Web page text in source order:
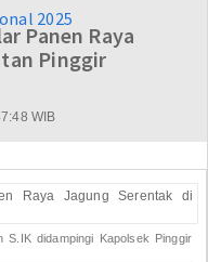
2025
Panen Raya
Pinggir
WIB
S.IK didampingi Kapolsek Pinggir